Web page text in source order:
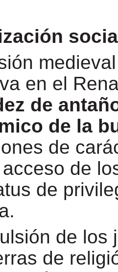
en el
de
de la
de
de
de
de los
de